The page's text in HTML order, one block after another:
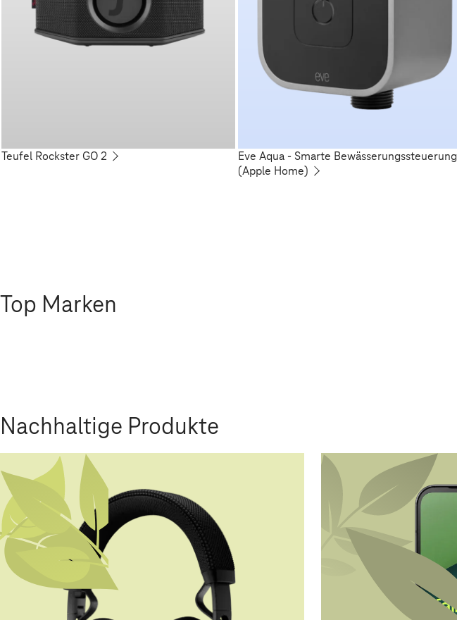
Teufel Rockster GO 2
Eve Aqua - Smarte Bewässerungssteuerung
(Apple Home)
Top Marken
Nachhaltige Produkte